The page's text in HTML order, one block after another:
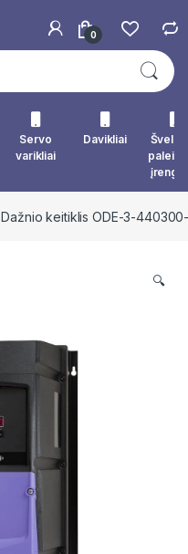
0
Servo
varikliai
Davikliai
Dažnio keitiklis ODE-3-
🔍